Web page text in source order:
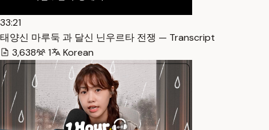
33:21
태양신 마루둑 과 달신 닌우르타 전쟁 — Transcript
3,638
1 Korean